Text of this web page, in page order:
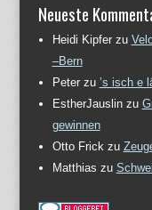
Neueste
Heidi Kipferzu
–Bern
Peterzu ’s isch e
EstherJauslinzu
gewinnen
Otto Frickzu
Matthias zu